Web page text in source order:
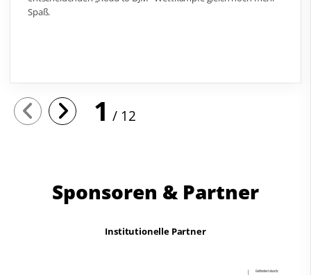
Spaß.
1 12
Sponsoren & Partner
Institutionelle Partner